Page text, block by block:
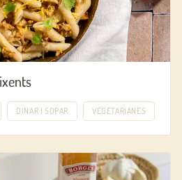
DINAR I SOPAR VEGETARIANES